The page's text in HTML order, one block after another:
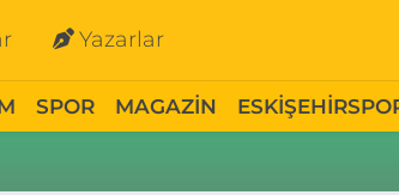
Yazarlar
SPOR MAGAZİN